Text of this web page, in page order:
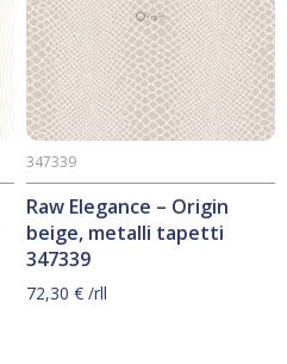
Raw Elegance – Origin
beige, metalli tapetti
347339
347339
72,30 € /rll